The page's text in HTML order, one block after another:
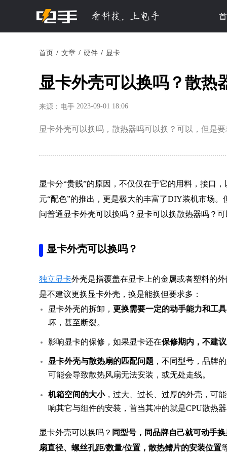
首页 文章 硬件 显卡
显卡外壳可以换吗？散热
来源：电手 2023-09-01 18:06
显卡外壳可以换吗，散热器吗可以换？可以，但是
显卡分“贵贱”的原因，不仅仅在于它的用料，接口
元“配色”的推出，更是极大的丰富了DIY装机市场
问普通显卡外壳可以换吗？显卡可以换散热器吗？
显卡外壳可以换吗？
独立显卡外壳是指覆盖在显卡上的金属或者塑料的
是不建议更换显卡外壳，换是能换但要求多：
显卡外壳的拆卸， 更换需要一定的动手能力和工具
坏，甚至断裂。
影响显卡的保修，如果显卡还在保修期内，不建
显卡外壳与散热扇的匹配问题 ，不同型号，品牌
可能会导致散热风扇无法安装，或无处走线。
机箱空间的大小，过大、过长、过厚的外壳，可
响其它与组件的安装，首当其冲的就是CPU散热
显卡外壳可以换吗？ 同型号，同品牌自己就可动手
扇直径、螺丝孔距/数量/位置，散热鳍片的安装位置